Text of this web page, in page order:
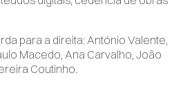
para a direita: António Valente,
Macedo, Ana Carvalho, João
Coutinho.